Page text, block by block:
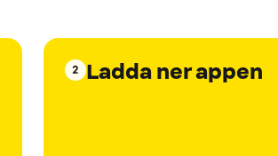
2 Ladda ner appen